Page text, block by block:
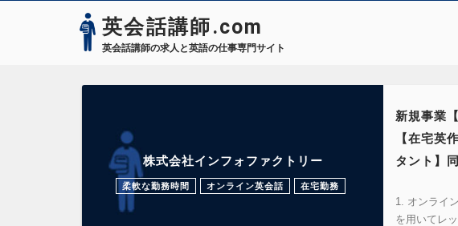
英会話講師.com
英会話講師の求人と英語の仕事専門サイト
株式会社インフォファクトリー
柔軟な勤務時間 オンライン英会話 在宅勤務
新規事業
【在宅英
タント】
1. オンライ
を用いてレ